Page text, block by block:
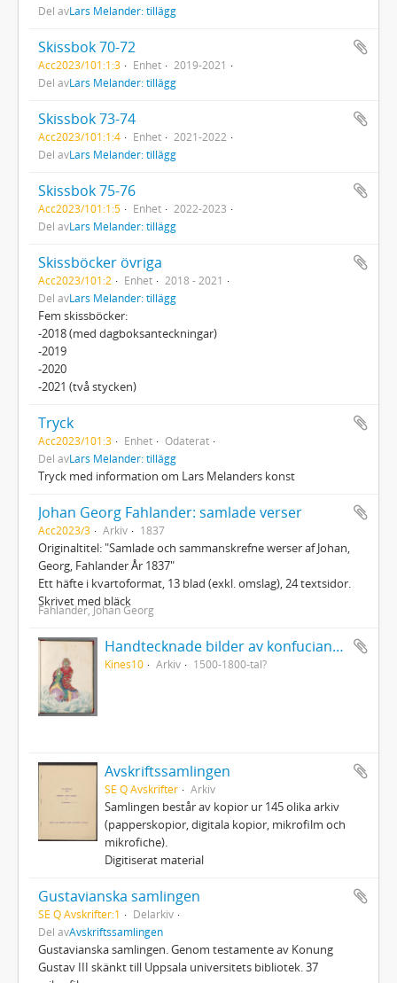
Del avLars Melander: tillägg
Skissbok 70-72
Acc2023/101:1:3 Enhet
2019-2021
Del avLars Melander: tillägg
Skissbok 73-74
Acc2023/101:1:4 Enhet
2021-2022
Del avLars Melander: tillägg
Skissbok 75-76
Acc2023/101:1:5 Enhet
2022-2023
Del avLars Melander: tillägg
Skissböcker övriga
Acc2023/101:2 Enhet
2018 - 2021
Del avLars Melander: tillägg
Fem skissböcker:
-2018 (med dagboksanteckningar)
-2019
-2020
-2021 (två stycken)
Tryck
Acc2023/101:3 Enhet
Odaterat
Del avLars Melander: tillägg
Tryck med information om Lars Melanders konst
Johan Georg Fahlander: samlade verser
Acc2023/3 Arkiv 1837
Originaltitel: "Samlade och sammanskrefne werser af Johan,
Georg, Fahlander År 1837"
Ett häfte i kvartoformat, 13 blad (exkl. omslag), 24 textsidor.
Skrivet med bläck
Fahlander, Johan Georg
Handtecknade bilder av konfucianska och daoistiska lärda eller heliga personer från Kina
Kines10 Arkiv 1500-1800-tal?
Avskriftssamlingen
SE Q Avskrifter Arkiv
Samlingen består av kopior ur 145 olika arkiv
(papperskopior, digitala kopior, mikrofilm och
mikrofiche).
Digitiserat material
Gustavianska samlingen
SE Q Avskrifter:1
Delarkiv
Del avAvskriftssamlingen
Gustavianska samlingen. Genom testamente av Konung
Gustav III skänkt till Uppsala universitets bibliotek. 37